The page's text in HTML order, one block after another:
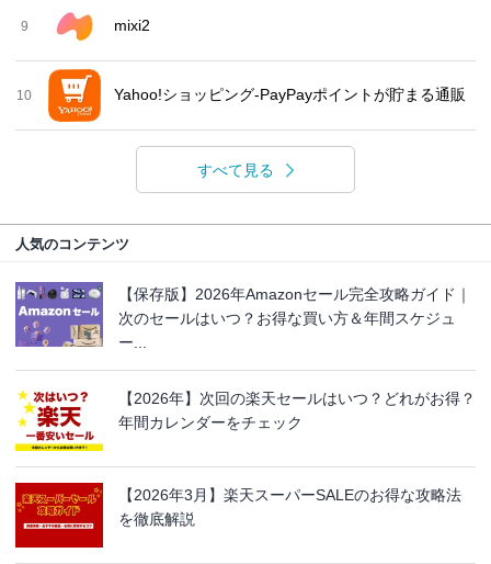
9 mixi2
10 Yahoo!ショッピング-PayPayポイントが貯まる通販
すべて見る
人気のコンテンツ
【保存版】2026年Amazonセール完全攻略ガイド｜
次のセールはいつ？お得な買い方＆年間スケジュ
ー...
【2026年】次回の楽天セールはいつ？どれがお得？
年間カレンダーをチェック
【2026年3月】楽天スーパーSALEのお得な攻略法
を徹底解説